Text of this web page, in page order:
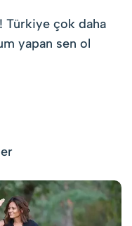
Türkiye çok daha
yapan sen ol